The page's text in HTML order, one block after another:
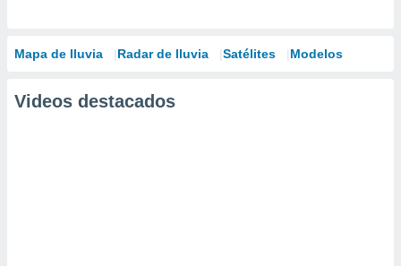
Mapa de lluvia Radar de lluvia Satélites Modelos
Videos destacados